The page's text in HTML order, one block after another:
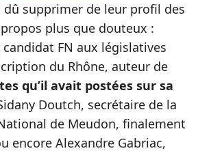
dû supprimer de leur profil des
plus que douteux :
FN aux législatives
du Rhône, auteur de
qu’il avait postées sur sa
Doutch, secrétaire de la
de Meudon, finalement
encore Alexandre Gabriac,